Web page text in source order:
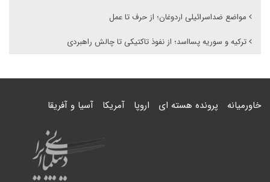
مواضع ضداسرائیلی اردوغان؛ از حرف تا عمل
ترکیه و سوریه پسااسد؛ از نفوذ تاکتیکی تا چالش راهبردی
خاورمیانه پرونده هسته ای اروپا آمریکا آسیا و آفریقا